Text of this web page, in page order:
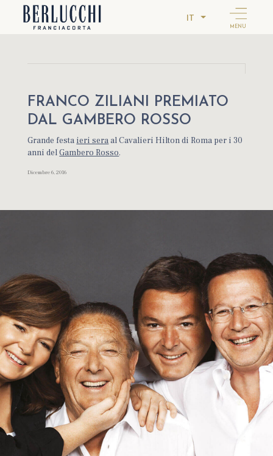
IT
MENU
FRANCO ZILIANI PREMIATO
DAL GAMBERO ROSSO
Grande festa ieri seraal Cavalieri Hilton di Roma per i 30
anni delGambero Rosso.
Dicembre 6, 2016